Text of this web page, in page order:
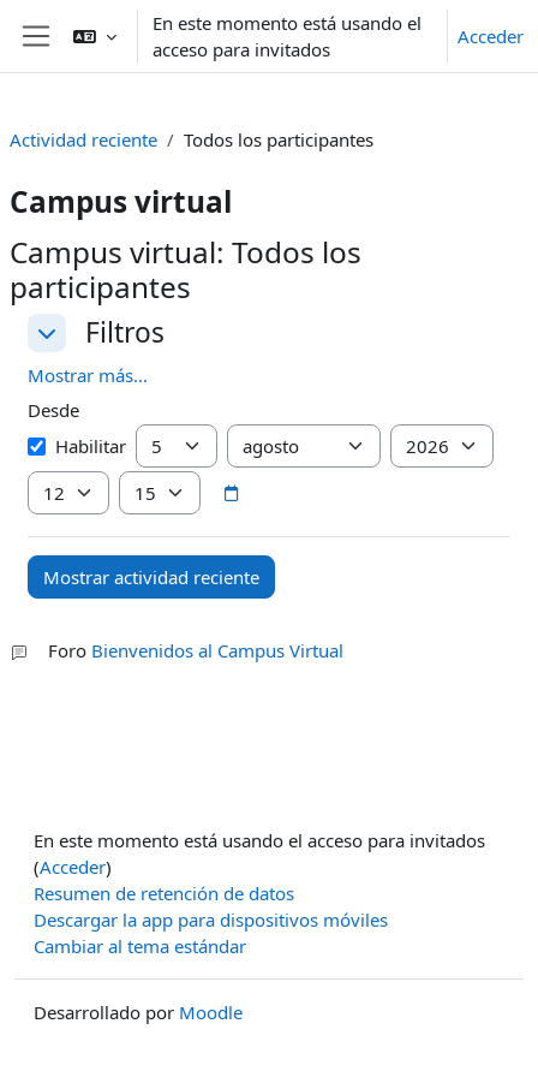
Salta al contenido principal
Panel lateral
En este momento está usando el
acceso para invitados
Acceder
Actividad reciente Todos los participantes
Campus virtual
Campus virtual: Todos los
participantes
Filtros
FiltrosFiltros
Mostrar más...
Desde
Desde
Habilitar Día Mes
Año
Hora
Minuto
Foro Bienvenidos al Campus Virtual
En este momento está usando el acceso para invitados
(Acceder)
Resumen de retención de datos
Descargar la app para dispositivos móviles
Cambiar al tema estándar
Desarrollado por Moodle